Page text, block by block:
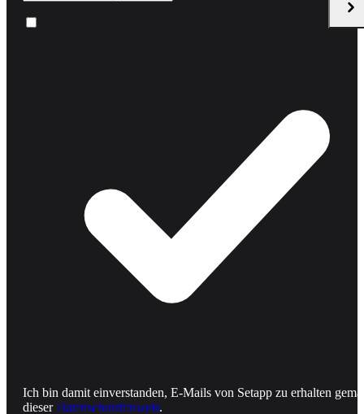
Ich bin damit einverstanden, E-Mails von Setapp zu erhalten
dieser Datenschutzhinweis.